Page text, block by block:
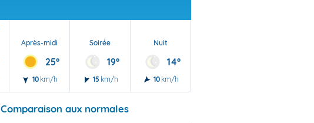
Après-midi
25°
10 km/h
Soirée
19°
15 km/h
Nuit
14°
10 km/h
Comparaison aux normales